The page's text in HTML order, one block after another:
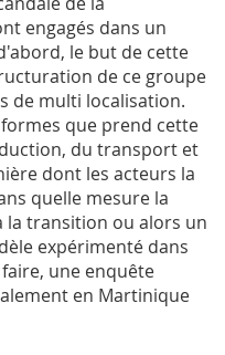
engagés dans un
le but de cette
de ce groupe
de multi localisation.
que prend cette
du transport et
dont les acteurs la
quelle mesure la
la transition ou alors un
expérimenté dans
une enquête
en Martinique